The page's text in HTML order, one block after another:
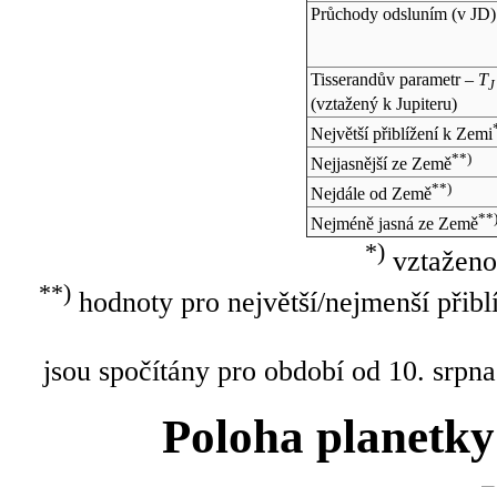
Průchody odsluním (v JD)
Tisserandův parametr – TJ
(vztažený k Jupiteru)
Největší přiblížení k Zemi
Nejjasnější ze Země**)
Nejdále od Země**)
Nejméně jasná ze Země**)
*)
**)hodnoty pro největší/nejmenší
jsou spočítány pro období od 10.
Poloha